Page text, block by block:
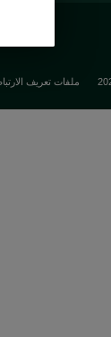
ملفات تعريف